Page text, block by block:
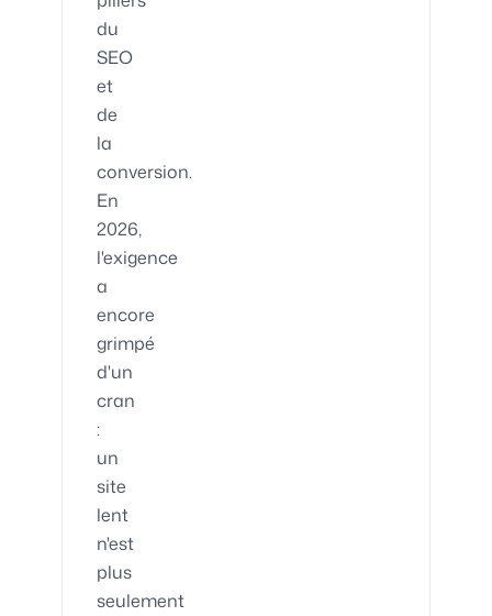
du
SEO
et
de
la
conversion.
En
2026,
l'exigence
a
encore
grimpé
d'un
cran
:
un
site
lent
n'est
plus
seulement